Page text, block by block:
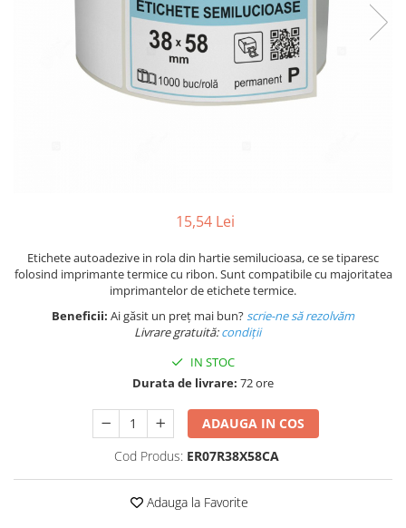
Plicuri ecommerce
Pungi si sacose
Separatoare carton si coltare15,54 Lei
Etichete autoadezive in rola din hartie semilucioasa, ce se tiparesc
folosind imprimante termice cu ribon. Sunt compatibile cu majoritatea
imprimantelor de etichete termice.
Beneficii: Ai găsit un preț mai bun?scrie-ne să rezolvăm
Livrare gratuită:condiții
IN STOC
Durata de livrare: 72 ore
ADAUGA IN COS
Cod Produs: ER07R38X58CA
Adauga la Favorite